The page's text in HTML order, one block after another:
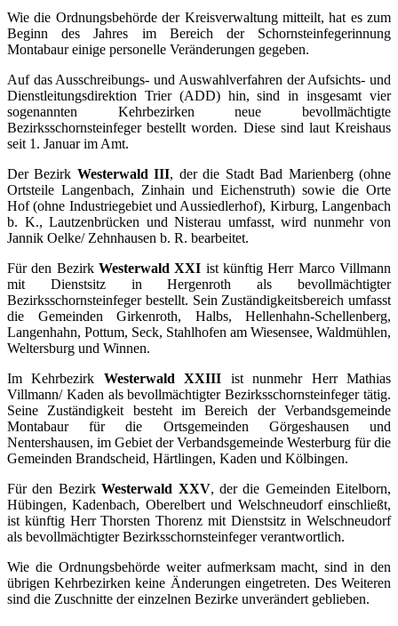
Wie die Ordnungsbehörde der Kreisverwaltung mitteilt, hat es zum
Beginn des Jahres im Bereich der Schornsteinfegerinnung
Montabaur einige personelle Veränderungen gegeben.
Auf das Ausschreibungs- und Auswahlverfahren der Aufsichts- und
Dienstleitungsdirektion Trier (ADD) hin, sind in insgesamt vier
sogenannten Kehrbezirken neue bevollmächtigte
Bezirksschornsteinfeger bestellt worden. Diese sind laut Kreishaus
seit 1. Januar im Amt.
Der Bezirk Westerwald III, der die Stadt Bad Marienberg (ohne
Ortsteile Langenbach, Zinhain und Eichenstruth) sowie die Orte
Hof (ohne Industriegebiet und Aussiedlerhof), Kirburg, Langenbach
b. K., Lautzenbrücken und Nisterau umfasst, wird nunmehr von
Jannik Oelke/ Zehnhausen b. R. bearbeitet.
Für den BezirkWesterwald XXI ist künftig Herr Marco Villmann
mit Dienstsitz in Hergenroth als bevollmächtigter
Bezirksschornsteinfeger bestellt. Sein Zuständigkeitsbereich umfasst
die Gemeinden Girkenroth, Halbs, Hellenhahn-Schellenberg,
Langenhahn, Pottum, Seck, Stahlhofen am Wiesensee, Waldmühlen,
Weltersburg und Winnen.
Im Kehrbezirk Westerwald XXIII ist nunmehr Herr Mathias
Villmann/ Kaden als bevollmächtigter Bezirksschornsteinfeger tätig.
Seine Zuständigkeit besteht im Bereich der Verbandsgemeinde
Montabaur für die Ortsgemeinden Görgeshausen und
Nentershausen, im Gebiet der Verbandsgemeinde Westerburg für die
Gemeinden Brandscheid, Härtlingen, Kaden und Kölbingen.
Für den BezirkWesterwald XXV, der die Gemeinden Eitelborn,
Hübingen, Kadenbach, Oberelbert und Welschneudorf einschließt,
ist künftig Herr Thorsten Thorenz mit Dienstsitz in Welschneudorf
als bevollmächtigter Bezirksschornsteinfeger verantwortlich.
Wie die Ordnungsbehörde weiter aufmerksam macht, sind in den
übrigen Kehrbezirken keine Änderungen eingetreten. Des Weiteren
sind die Zuschnitte der einzelnen Bezirke unverändert geblieben.